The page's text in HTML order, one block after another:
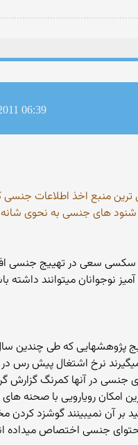
06:39
ترین منبع اخذ اطلاعات
شنود های جنسی به نحوی شانه
سکسی سعی در تهییج جنسی
نوجوانان میتوانند داشته
پژوهشهایی که طی چندین
میگیرند نرخ اشتغال پیش رس
جنسی در آنها کمرنگ گزارش
لذا بیشترین امکان رویارویی با
بر آن نمیبینند گوشزد کردن